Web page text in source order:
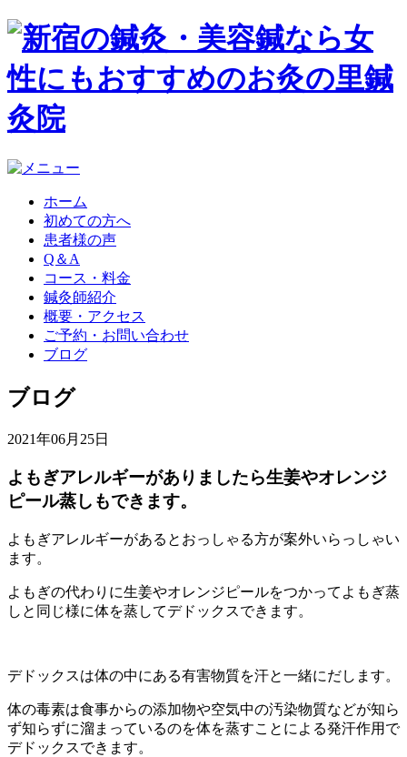
ホーム
初めての方へ
患者様の声
Q＆A
コース・料金
鍼灸師紹介
概要・アクセス
ご予約・お問い合わせ
ブログ
ブログ
2021年06月25日
よもぎアレルギーがありましたら生姜やオレンジ
ピール蒸しもできます。
よもぎアレルギーがあるとおっしゃる方が案外いらっしゃい
ます。
よもぎの代わりに生姜やオレンジピールをつかってよもぎ蒸
しと同じ様に体を蒸してデドックスできます。
デドックスは体の中にある有害物質を汗と一緒にだします。
体の毒素は食事からの添加物や空気中の汚染物質などが知ら
ず知らずに溜まっているのを体を蒸すことによる発汗作用で
デドックスできます。